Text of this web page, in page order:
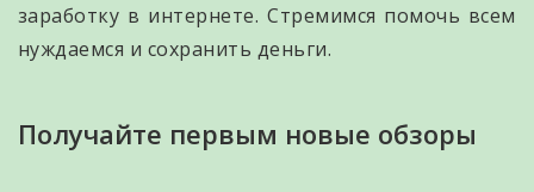
заработку в интернете. Стремимся помочь всем
нуждаемся и сохранить деньги.
Получайте первым новые обзоры